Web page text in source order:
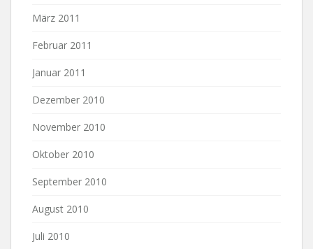
März 2011
Februar 2011
Januar 2011
Dezember 2010
November 2010
Oktober 2010
September 2010
August 2010
Juli 2010